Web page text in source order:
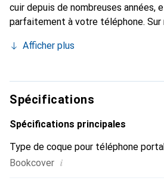
cuir depuis de nombreuses années,
parfaitement à votre téléphone. Sur
devient l'accessoire chic et
produits de haute qualité, la
sûr pour une clientèle exigeante.
Afficher plus
Spécifications
Spécifications principales
Type de coque pour téléphone
Bookcover i